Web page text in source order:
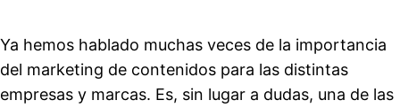
Ya hemos hablado muchas veces de la importancia
del marketing de contenidos para las distintas
empresas y marcas. Es, sin lugar a dudas, una de las